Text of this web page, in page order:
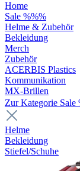
Home
Sale %%%
Helme & Zubehör
Bekleidung
Merch
Zubehör
ACERBIS Plastics
Kommunikation
MX-Brillen
Zur Kategorie Sale
Helme
Bekleidung
Stiefel/Schuhe